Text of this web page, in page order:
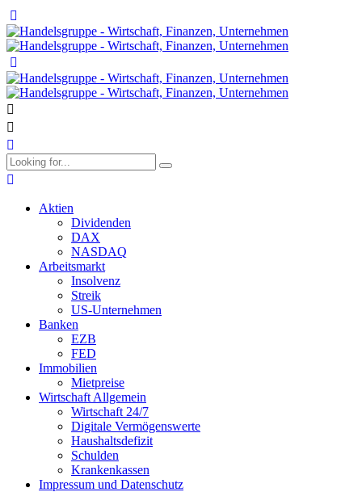
Aktien
Dividenden
DAX
NASDAQ
Arbeitsmarkt
Insolvenz
Streik
US-Unternehmen
Banken
EZB
FED
Immobilien
Mietpreise
Wirtschaft Allgemein
Wirtschaft 24/7
Digitale Vermögenswerte
Haushaltsdefizit
Schulden
Krankenkassen
Impressum und Datenschutz